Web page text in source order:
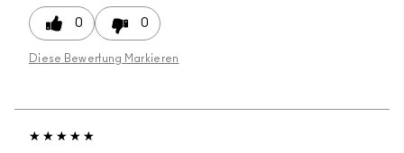
0 0
Diese Bewertung Markieren